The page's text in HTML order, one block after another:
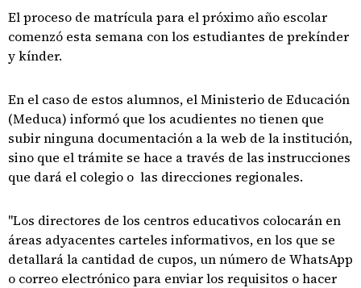
El proceso de matrícula para el próximo año escolar
comenzó esta semana con los estudiantes de prekínder
y kínder.
En el caso de estos alumnos, el Ministerio de Educación
(Meduca) informó que los acudientes no tienen que
subir ninguna documentación a la web de la institución,
sino que el trámite se hace a través de las instrucciones
que dará el colegio o las direcciones regionales.
"Los directores de los centros educativos colocarán en
áreas adyacentes carteles informativos, en los que se
detallará la cantidad de cupos, un número de WhatsApp
o correo electrónico para enviar los requisitos o hacer